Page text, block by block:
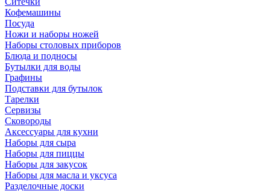
Кофемашины
Посуда
Ножи и наборы ножей
Наборы столовых приборов
Блюда и подносы
Бутылки для воды
Графины
Подставки для бутылок
Тарелки
Сервизы
Сковороды
Аксессуары для кухни
Наборы для сыра
Наборы для пиццы
Наборы для закусок
Наборы для масла и уксуса
Разделочные доски